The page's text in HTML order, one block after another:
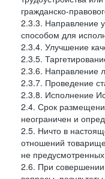
гражданско-
2.3.3. Направление
способом для
2.3.4. Улучшение
2.3.5.
2.3.6. Направление
2.3.7. Проведение
2.3.8. Исполнение
2.4. Срок
неограничен и
2.5. Ничто в
отношений
не
2.6. При совершении